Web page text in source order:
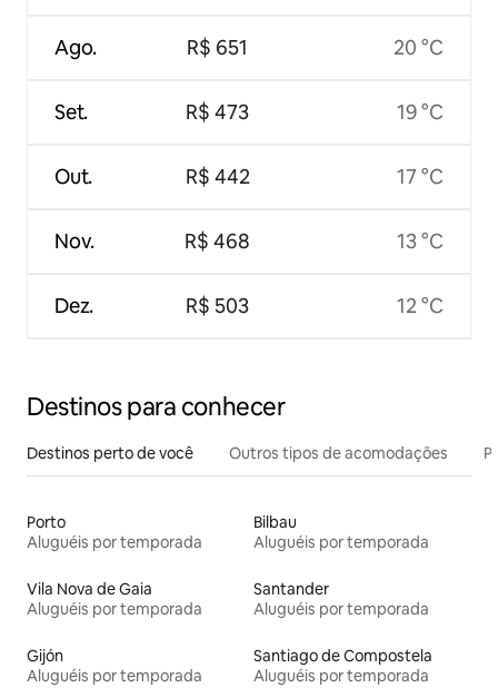
Ago.
Set.
Out.
Nov.
Dez.
R$ 651
R$ 473
R$ 442
R$ 468
R$ 503
20 °C
19 °C
17 °C
13 °C
12 °C
Destinos para conhecer
Destinos perto de você Outros tipos de acomodações
Porto
Aluguéis por temporada
Bilbau
Aluguéis por temporada
Vila Nova de Gaia
Aluguéis por temporada
Santander
Aluguéis por temporada
Gijón
Aluguéis por temporada
Santiago de Compostela
Aluguéis por temporada